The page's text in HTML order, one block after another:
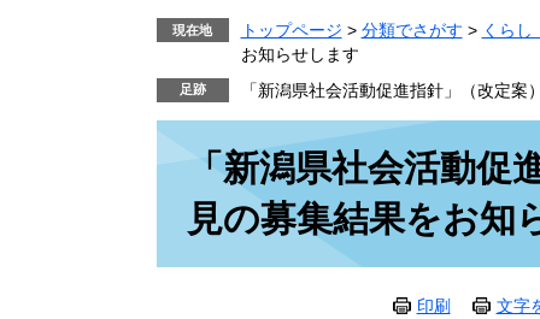
現在地 トップページ > 分類でさがす > くらし
お知らせします
「新潟県社会活動促進指針」（改定
「新潟県社会活動
見の募集結果をお知
印刷 文字